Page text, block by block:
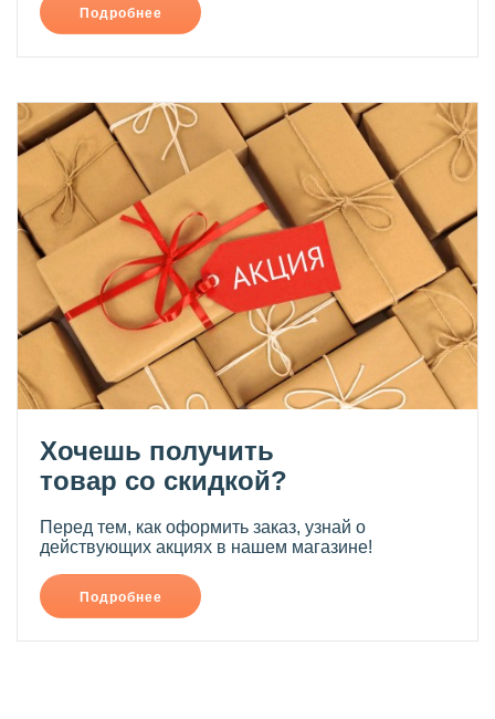
Подробнее
Хочешь получить
товар со скидкой?
Перед тем, как оформить заказ, узнай о
действующих акциях в нашем магазине!
Подробнее